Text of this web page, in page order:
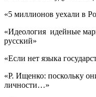
«5 миллионов уехали в
«Идеология идейные
русский»
«Если нет языка
«Р. Ищенко: поскольку
личности…»